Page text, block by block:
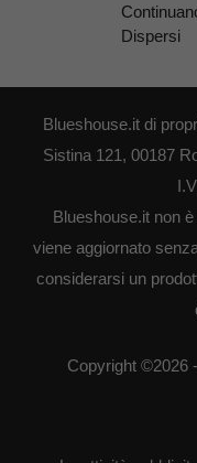
Dispersi
Blueshouse.it di
Sistina 121, 00187
Blueshouse.it non
viene aggiornato
considerarsi un
Copyright ©2026